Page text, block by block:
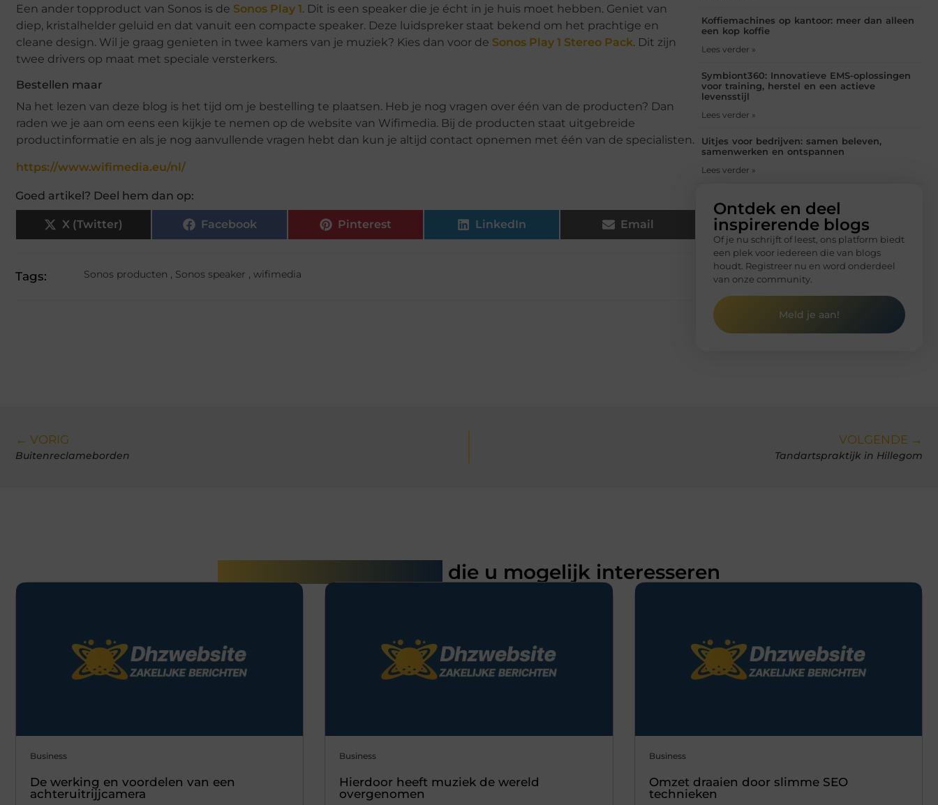
Een ander topproduct van Sonos is de Sonos Play 1. Dit is een speaker die je écht in je huis moet hebben. Geniet van
diep, kristalhelder geluid en dat vanuit een compacte speaker. Deze luidspreker staat bekend om het prachtige en
cleane design. Wil je graag genieten in twee kamers van je muziek? Kies dan voor de Sonos Play 1 Stereo Pack. Dit zijn
twee drivers op maat met speciale versterkers.
Bestellen maar
Na het lezen van deze blog is het tijd om je bestelling te plaatsen. Heb je nog vragen over één van de producten? Dan
raden we je aan om eens een kijkje te nemen op de website van Wifimedia. Bij de producten staat uitgebreide
productinformatie en als je nog aanvullende vragen hebt dan kun je altijd contact opnemen met één van de specialisten.
https://www.wifimedia.eu/nl/
Goed artikel? Deel hem dan op:
X (Twitter) Facebook Pinterest LinkedIn Email
Tags: Sonos producten , Sonos speaker , wifimedia
Koffiemachines op kantoor: meer dan alleen
een kop koffie
Lees verder »
Symbiont360: Innovatieve EMS-oplossingen
voor training, herstel en een actieve
levensstijl
Lees verder »
Uitjes voor bedrijven: samen beleven,
samenwerken en ontspannen
Lees verder »
Ontdek en deel
inspirerende blogs
Of je nu schrijft of leest, ons platform biedt
een plek voor iedereen die van blogs
houdt. Registreer nu en word onderdeel
van onze community.
Meld je aan!
← VORIG
Buitenreclameborden
VOLGENDE →
Tandartspraktijk in Hillegom
die u mogelijk interesseren
Business
De werking en voordelen van een
achteruitrijjcamera
Business
Hierdoor heeft muziek de wereld
overgenomen
Business
Omzet draaien door slimme SEO
technieken